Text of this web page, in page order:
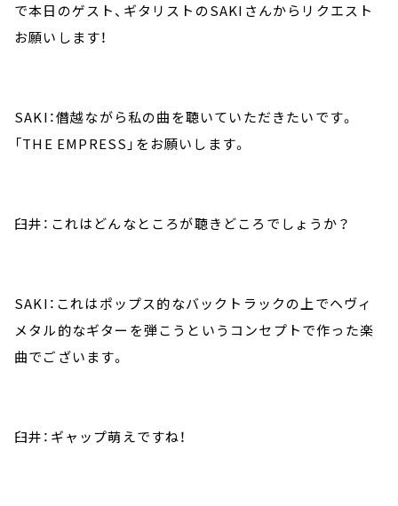
で本日のゲスト、ギタリストのSAKIさんからリクエスト
お願いします！
SAKI：僭越ながら私の曲を聴いていただきたいです。
「THE EMPRESS」をお願いします。
臼井：これはどんなところが聴きどころでしょうか？
SAKI：これはポップス的なバックトラックの上でヘヴィ
メタル的なギターを弾こうというコンセプトで作った楽
曲でございます。
臼井：ギャップ萌えですね！